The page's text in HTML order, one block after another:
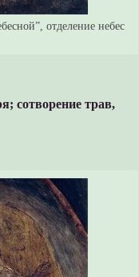
отделение небес
сотворение трав,